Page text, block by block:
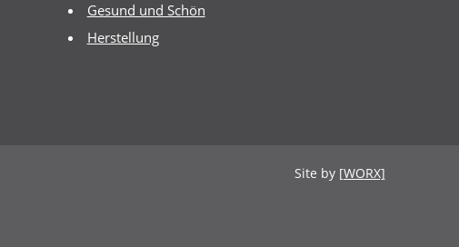
Gesund und Schön
Herstellung
Site by [WORX]